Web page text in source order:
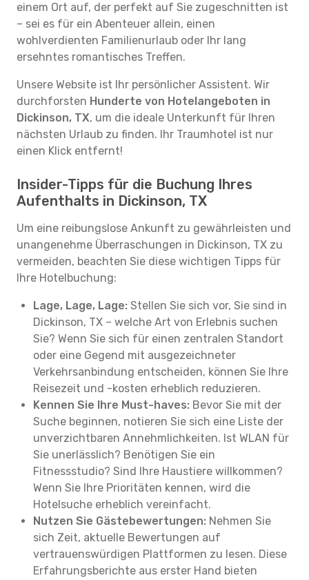
einem Ort auf, der perfekt auf Sie zugeschnitten ist
– sei es für ein Abenteuer allein, einen
wohlverdienten Familienurlaub oder Ihr lang
ersehntes romantisches Treffen.
Unsere Website ist Ihr persönlicher Assistent. Wir
durchforsten Hunderte von Hotelangeboten in
Dickinson, TX, um die ideale Unterkunft für Ihren
nächsten Urlaub zu finden. Ihr Traumhotel ist nur
einen Klick entfernt!
Insider-Tipps für die Buchung Ihres
Aufenthalts in Dickinson, TX
Um eine reibungslose Ankunft zu gewährleisten und
unangenehme Überraschungen in Dickinson, TX zu
vermeiden, beachten Sie diese wichtigen Tipps für
Ihre Hotelbuchung:
Lage, Lage, Lage: Stellen Sie sich vor, Sie sind in
Dickinson, TX – welche Art von Erlebnis suchen
Sie? Wenn Sie sich für einen zentralen Standort
oder eine Gegend mit ausgezeichneter
Verkehrsanbindung entscheiden, können Sie Ihre
Reisezeit und -kosten erheblich reduzieren.
Kennen Sie Ihre Must-haves: Bevor Sie mit der
Suche beginnen, notieren Sie sich eine Liste der
unverzichtbaren Annehmlichkeiten. Ist WLAN für
Sie unerlässlich? Benötigen Sie ein
Fitnessstudio? Sind Ihre Haustiere willkommen?
Wenn Sie Ihre Prioritäten kennen, wird die
Hotelsuche erheblich vereinfacht.
Nutzen Sie Gästebewertungen: Nehmen Sie
sich Zeit, aktuelle Bewertungen auf
vertrauenswürdigen Plattformen zu lesen. Diese
Erfahrungsberichte aus erster Hand bieten